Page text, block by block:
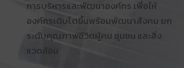
การบริหารและพัฒนาองค์กร เพื่อให้
องค์กรเติบโตขึ้นพร้อมพัฒนาสังคม ยก
ระดับคุณภาพชีวิตผู้คน ชุมชน และสิ่ง
แวดล้อม